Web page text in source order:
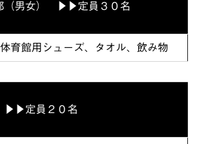
（男女） ▶▶定員３０名
育館用シューズ、タオル、飲み物
▶▶定員２０名